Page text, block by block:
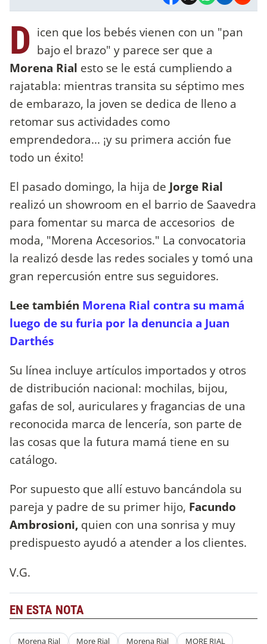
D icen que los bebés vienen con un "pan
bajo el brazo" y parece ser que a
Morena Rial esto se le está cumpliendo a
rajatabla: mientras transita su séptimo mes
de embarazo, la joven se dedica de lleno a
retomar sus actividades como
emprendedora... ¡y su primera acción fue
todo un éxito!
El pasado domingo, la hija de Jorge Rial
realizó un showroom en el barrio de Saavedra
para fomentar su marca de accesorios de
moda, "Morena Accesorios." La convocatoria
la realizó desde las redes sociales y tomó una
gran repercusión entre sus seguidores.
Lee también Morena Rial contra su mamá
luego de su furia por la denuncia a Juan
Darthés
Su línea incluye artículos importados y otros
de distribución nacional: mochilas, bijou,
gafas de sol, auriculares y fragancias de una
reconocida marca de lencería, son parte de
las cosas que la futura mamá tiene en su
catálogo.
Por supuesto que allí estuvo bancándola su
pareja y padre de su primer hijo, Facundo
Ambrosioni, quien con una sonrisa y muy
predispuesto ayudó a atender a los clientes.
V.G.
EN ESTA NOTA
Morena Rial More Rial Morena Rial MORE RIAL